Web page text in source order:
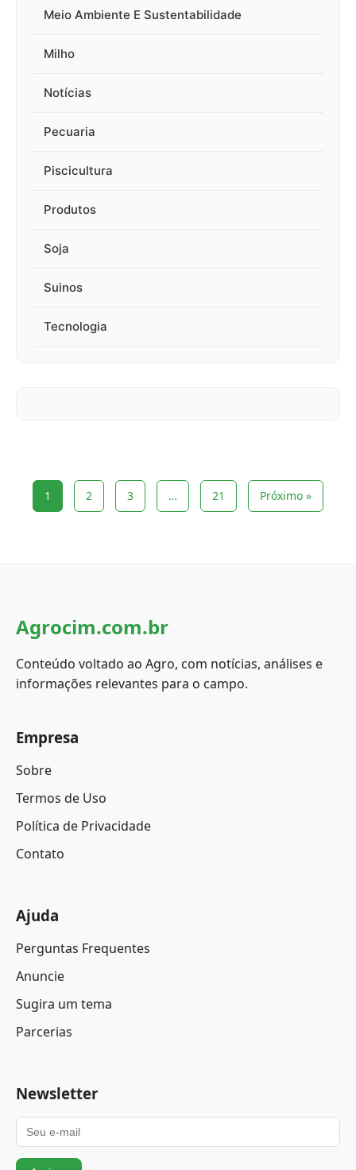
Meio Ambiente E Sustentabilidade
Milho
Notícias
Pecuaria
Piscicultura
Produtos
Soja
Suinos
Tecnologia
1 2 3 … 21 Próximo »
Agrocim.com.br
Conteúdo voltado ao Agro, com notícias, análises e
informações relevantes para o campo.
Empresa
Sobre
Termos de Uso
Política de Privacidade
Contato
Ajuda
Perguntas Frequentes
Anuncie
Sugira um tema
Parcerias
Newsletter